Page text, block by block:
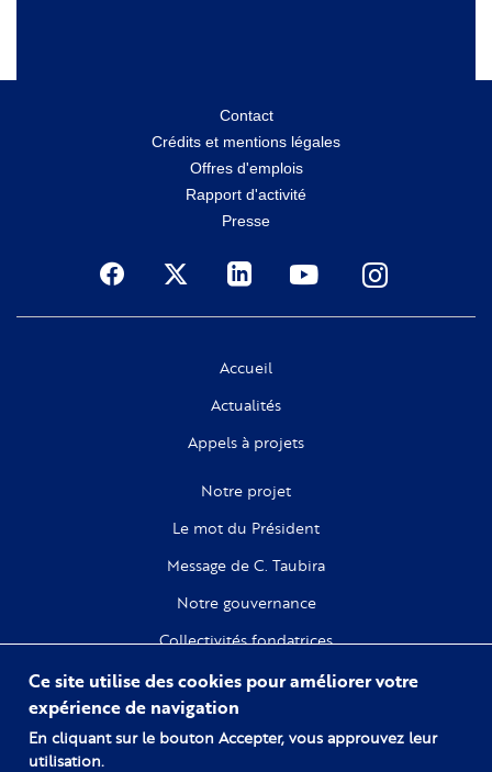
Contact
Crédits et mentions légales
Offres d'emplois
Rapport d'activité
Presse
Social
Accueil
Actualités
Appels à projets
Notre projet
Le mot du Président
Message de C. Taubira
Notre gouvernance
Collectivités fondatrices
Recherche
Ce site utilise des cookies pour améliorer votre
expérience de navigation
En cliquant sur le bouton Accepter, vous approuvez leur
utilisation.